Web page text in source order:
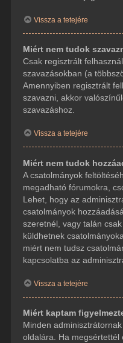
Vissza a tetejére
Miért nem tudok
Csak regisztrált
szavazásokban (a
Amennyiben regisztrált
szavazni, akkor
szavazáshoz.
Vissza a tetejére
Miért nem tudok
A csatolmányok
megadható fórumokra,
Lehet, hogy az
csatolmányok
szeretnél, vagy talán
küldhetnek
miért nem tudsz
kapcsolatba az
Vissza a tetejére
Miért kaptam
Minden
oldalára. Ha megsértettél